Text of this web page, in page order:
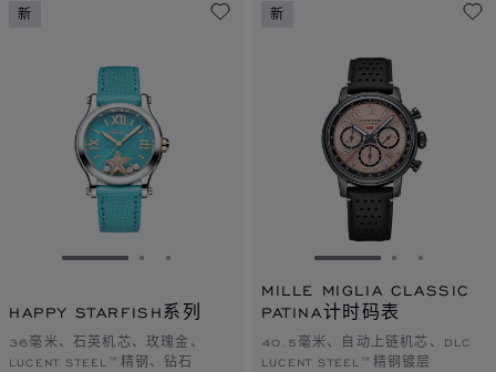
新
转到幻灯片 1转到幻灯片 2
转到幻灯片 3
HAPPY STARFISH系列
36毫米、石英机芯、玫瑰金、
LUCENT STEEL™精钢、钻石
新
转到幻灯片 1转到幻灯
转到幻
MILLE MIGLIA CLASSIC
PATINA计时码表
40.5毫米、自动上链机芯、DLC
LUCENT STEEL™精钢镀层